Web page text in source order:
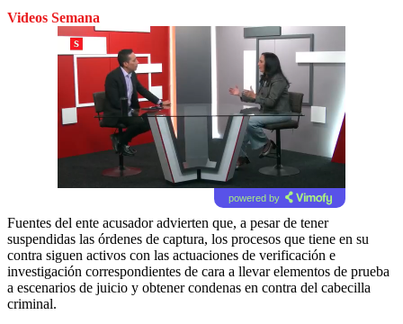
Videos Semana
powered by
Fuentes del ente acusador advierten que, a pesar de tener
suspendidas las órdenes de captura, los procesos que tiene en su
contra siguen activos con las actuaciones de verificación e
investigación correspondientes de cara a llevar elementos de prueba
a escenarios de juicio y obtener condenas en contra del cabecilla
criminal.